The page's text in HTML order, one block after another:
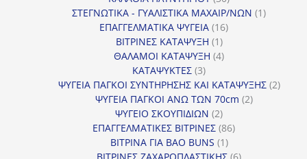
προϊόντα
ΣΤΕΓΝΩΤΙΚΑ - ΓΥΑΛΙΣΤΙΚΑ ΜΑΧΑΙΡ/ΝΩΝ 11
ΕΠΑΓΓΕΛΜΑΤΙΚΑ ΨΥΓΕΙΑ 1616
ΒΙΤΡΙΝΕΣ ΚΑΤΑΨΥΞΗ 11
προϊόν
ΘΑΛΑΜΟΙ ΚΑΤΑΨΥΞΗ 44
ΚΑΤΑΨΥΚΤΕΣ 33
προϊόντα
ΨΥΓΕΙΑ ΠΑΓΚΟΙ ΣΥΝΤΗΡΗΣΗΣ ΚΑΙ ΚΑΤΑΨΥΞΗΣ 22
ΨΥΓΕΙΑ ΠΑΓΚΟΙ ΑΝΩ ΤΩΝ 70cm 22
ΨΥΓΕΙΟ ΣΚΟΥΠΙΔΙΩΝ 22
προϊόντα
ΕΠΑΓΓΕΛΜΑΤΙΚΕΣ ΒΙΤΡΙΝΕΣ 8686
ΒΙΤΡΙΝΑ ΓΙΑ BAO BUNS 11
προϊόν
6